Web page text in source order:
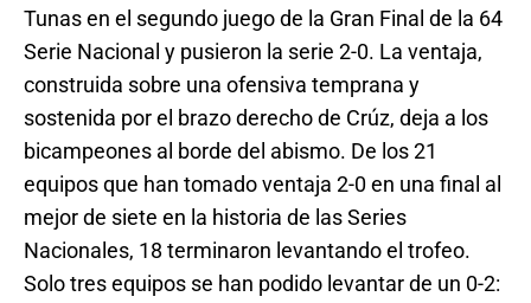
Tunas en el segundo juego de la Gran Final de la 64
Serie Nacional y pusieron la serie 2-0. La ventaja,
construida sobre una ofensiva temprana y
sostenida por el brazo derecho de Crúz, deja a los
bicampeones al borde del abismo. De los 21
equipos que han tomado ventaja 2-0 en una final al
mejor de siete en la historia de las Series
Nacionales, 18 terminaron levantando el trofeo.
Solo tres equipos se han podido levantar de un 0-2: